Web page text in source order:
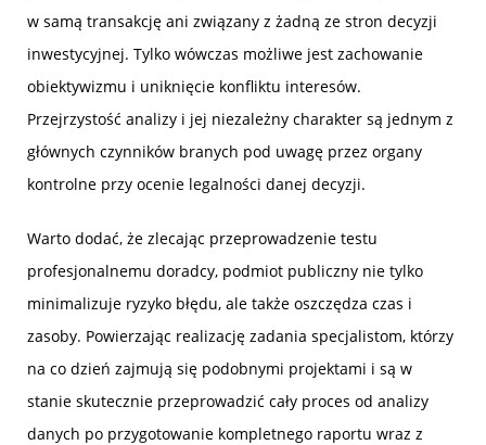
w samą transakcję ani związany z żadną ze stron decyzji
inwestycyjnej. Tylko wówczas możliwe jest zachowanie
obiektywizmu i uniknięcie konfliktu interesów.
Przejrzystość analizy i jej niezależny charakter są jednym z
głównych czynników branych pod uwagę przez organy
kontrolne przy ocenie legalności danej decyzji.
Warto dodać, że zlecając przeprowadzenie testu
profesjonalnemu doradcy, podmiot publiczny nie tylko
minimalizuje ryzyko błędu, ale także oszczędza czas i
zasoby. Powierzając realizację zadania specjalistom, którzy
na co dzień zajmują się podobnymi projektami i są w
stanie skutecznie przeprowadzić cały proces od analizy
danych po przygotowanie kompletnego raportu wraz z